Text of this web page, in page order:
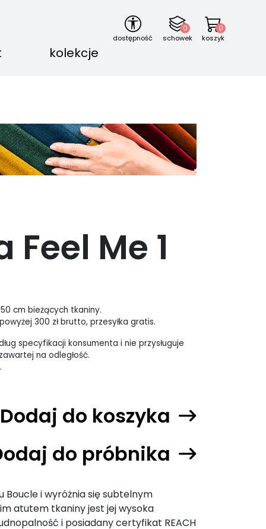
dostępność
0
schowek
0
koszyk
kolekcje
Feel Me 1
cm bieżących tkaniny.
300 zł brutto, przesyłka gratis.
specyfikacji konsumenta i nie przysługuje
na odległość.
Dodaj do koszyka
do próbnika
Boucle i wyróżnia się subtelnym
atutem tkaniny jest jej wysoka
i posiadany certyfikat REACH